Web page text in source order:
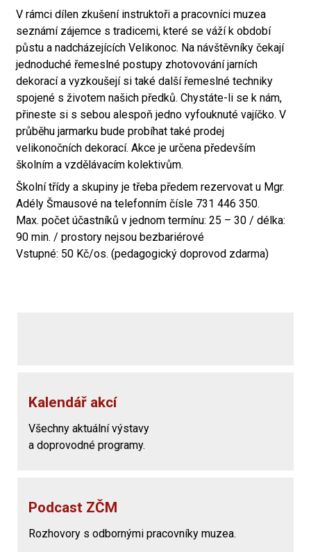
V rámci dílen zkušení instruktoři a pracovníci muzea
seznámí zájemce s tradicemi, které se váží k období
půstu a nadcházejících Velikonoc. Na návštěvníky čekají
jednoduché řemeslné postupy zhotovování jarních
dekorací a vyzkoušejí si také další řemeslné techniky
spojené s životem našich předků. Chystáte-li se k nám,
přineste si s sebou alespoň jedno vyfouknuté vajíčko. V
průběhu jarmarku bude probíhat také prodej
velikonočních dekorací. Akce je určena především
školním a vzdělávacím kolektivům.
Školní třídy a skupiny je třeba předem rezervovat u Mgr.
Adély Šmausové na telefonním čísle 731 446 350.
Max. počet účastníků v jednom termínu: 25 – 30 / délka:
90 min. / prostory nejsou bezbariérové
Vstupné: 50 Kč/os. (pedagogický doprovod zdarma)
Kalendář akcí
Všechny aktuální výstavy
a doprovodné programy.
Podcast ZČM
Rozhovory s odbornými pracovníky muzea.